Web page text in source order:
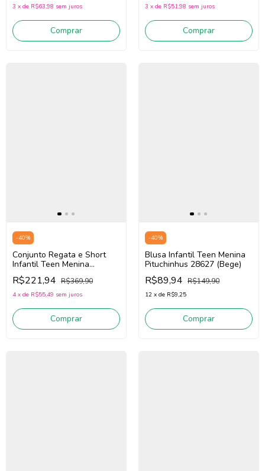
3 x de R$63,98 sem juros
Comprar
3 x de R$51,98 sem juros
Comprar
-40%
Conjunto Regata e Short
Infantil Teen Menina
Pituchinhus 30082 (Off
White/Vermelho)
R$221,94 R$369,90
4 x de R$55,49 sem juros
Comprar
-40%
Blusa Infantil Teen Menina
Pituchinhus 28627 (Bege)
R$89,94 R$149,90
12 x de R$9,25
Comprar